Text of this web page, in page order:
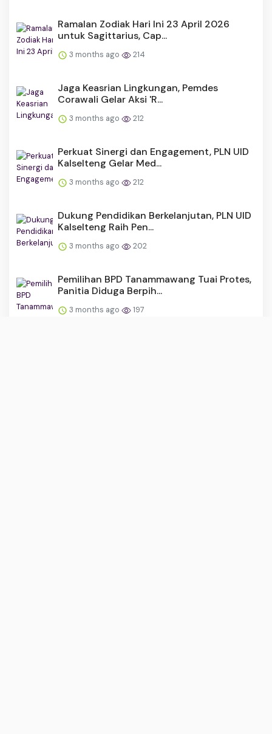
Ramalan Zodiak Hari Ini 23 April 2026
untuk Sagittarius, Cap...
3 months ago 214
Jaga Keasrian Lingkungan, Pemdes
Corawali Gelar Aksi 'R...
3 months ago 212
Perkuat Sinergi dan Engagement, PLN UID
Kalselteng Gelar Med...
3 months ago 212
Dukung Pendidikan Berkelanjutan, PLN UID
Kalselteng Raih Pen...
3 months ago 202
Pemilihan BPD Tanammawang Tuai Protes,
Panitia Diduga Berpih...
3 months ago 197